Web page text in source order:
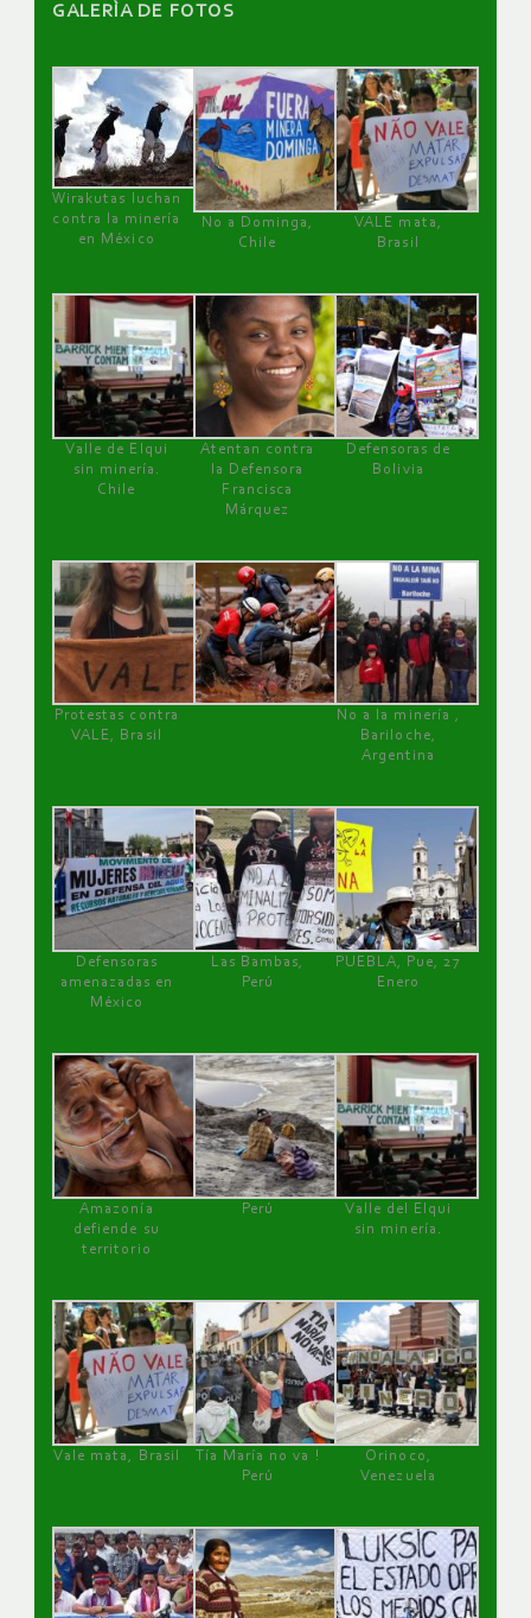
GALERÌA DE FOTOS
Wirakutas luchan
contra la minería
en México
No a Dominga,
Chile
VALE mata,
Brasil
Valle de Elqui
sin minería.
Chile
Atentan contra
la Defensora
Francisca
Márquez
Defensoras de
Bolivia
Protestas contra
VALE, Brasil
No a la minería ,
Bariloche,
Argentina
Defensoras
amenazadas en
México
Las Bambas,
Perú
PUEBLA, Pue, 27
Enero
Amazonía
defiende su
territorio
Perú
Valle del Elqui
sin minería.
Vale mata, Brasil
Tía María no va !
Perú
Orinoco,
Venezuela